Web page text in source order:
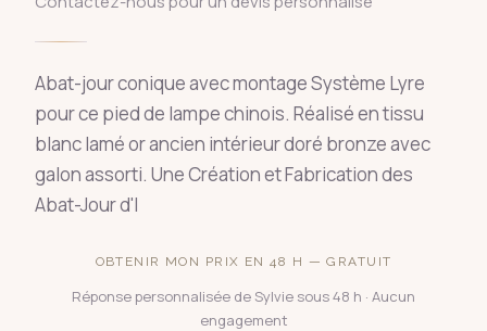
Abat-jour conique avec montage Système Lyre
pour ce pied de lampe chinois. Réalisé en tissu
blanc lamé or ancien intérieur doré bronze avec
galon assorti. Une Création et Fabrication des
Abat-Jour d'I
OBTENIR MON PRIX EN 48 H — GRATUIT
Réponse personnalisée de Sylvie sous 48 h · Aucun
engagement